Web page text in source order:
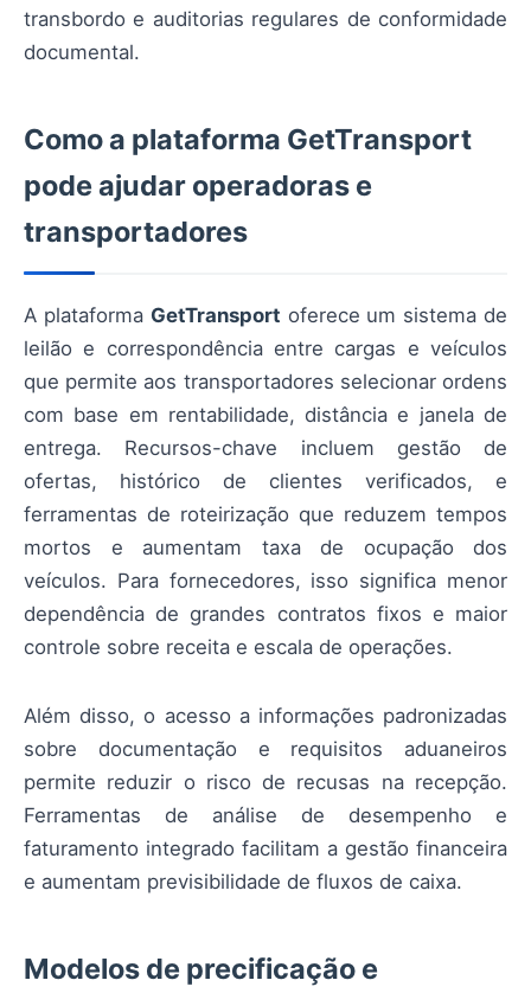
transbordo e auditorias regulares de conformidade
documental.
Como a plataforma GetTransport
pode ajudar operadoras e
transportadores
A plataforma GetTransport oferece um sistema de
leilão e correspondência entre cargas e veículos
que permite aos transportadores selecionar ordens
com base em rentabilidade, distância e janela de
entrega. Recursos-chave incluem gestão de
ofertas, histórico de clientes verificados, e
ferramentas de roteirização que reduzem tempos
mortos e aumentam taxa de ocupação dos
veículos. Para fornecedores, isso significa menor
dependência de grandes contratos fixos e maior
controle sobre receita e escala de operações.
Além disso, o acesso a informações padronizadas
sobre documentação e requisitos aduaneiros
permite reduzir o risco de recusas na recepção.
Ferramentas de análise de desempenho e
faturamento integrado facilitam a gestão financeira
e aumentam previsibilidade de fluxos de caixa.
Modelos de precificação e